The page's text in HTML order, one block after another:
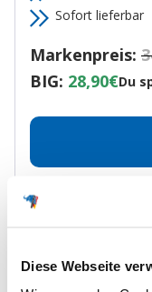
Diese Webseite
Sofort lieferbar
Markenpreis:
BIG: 28,90€Du